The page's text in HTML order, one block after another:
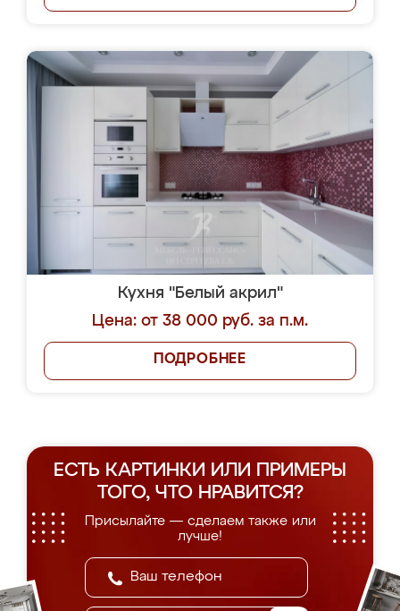
Кухня "Белый акрил"
Цена: от 38 000 руб. за п.м.
ПОДРОБНЕЕ
ЕСТЬ КАРТИНКИ ИЛИ ПРИМЕРЫ
ТОГО, ЧТО НРАВИТСЯ?
Присылайте — сделаем также или
лучше!